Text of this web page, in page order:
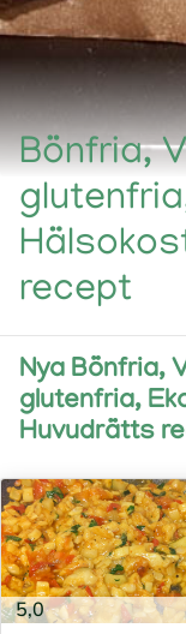
Bönfria,
recept
Nya Bönfria,
glutenfria,
Huvudrätts
5,0